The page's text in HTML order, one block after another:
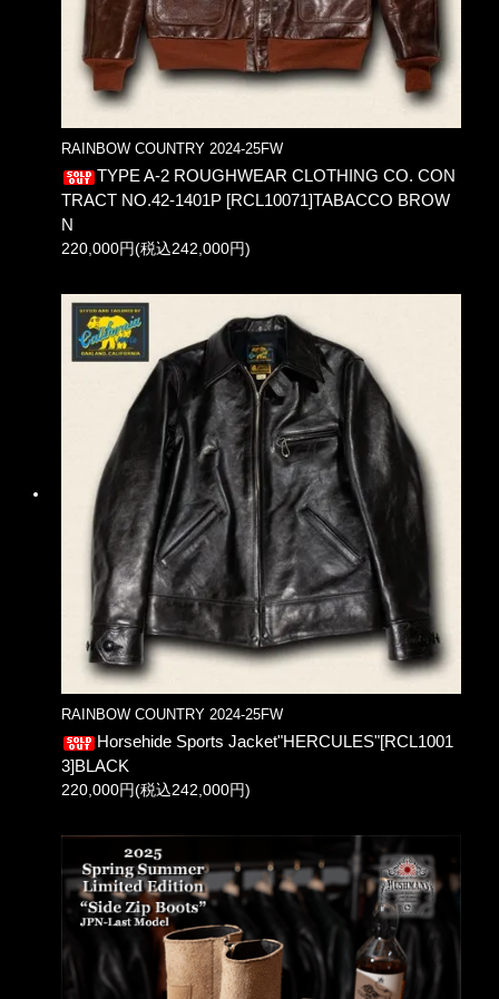
RAINBOW COUNTRY 2024-25FW
TYPE A-2 ROUGHWEAR CLOTHING CO. CON
TRACT NO.42-1401P [RCL10071]TABACCO BROW
N
220,000円(税込242,000円)
RAINBOW COUNTRY 2024-25FW
Horsehide Sports Jacket"HERCULES"[RCL1001
3]BLACK
220,000円(税込242,000円)